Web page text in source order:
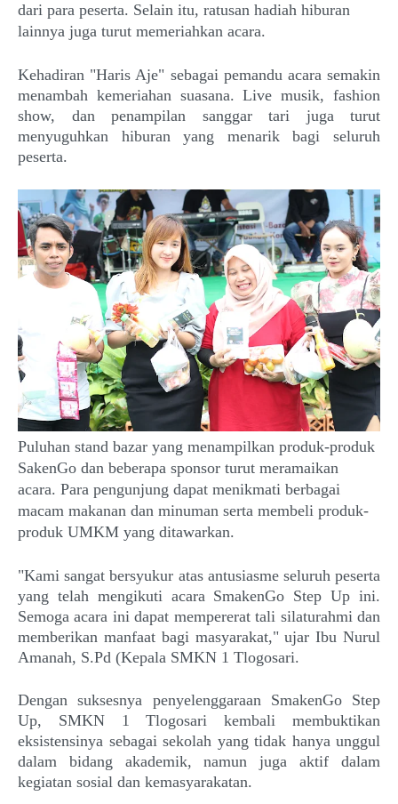
dari para peserta. Selain itu, ratusan hadiah hiburan
lainnya juga turut memeriahkan acara.
Kehadiran "Haris Aje" sebagai pemandu acara semakin
menambah kemeriahan suasana. Live musik, fashion
show, dan penampilan sanggar tari juga turut
menyuguhkan hiburan yang menarik bagi seluruh
peserta.
Puluhan stand bazar yang menampilkan produk-produk
SakenGo dan beberapa sponsor turut meramaikan
acara. Para pengunjung dapat menikmati berbagai
macam makanan dan minuman serta membeli produk-
produk UMKM yang ditawarkan.
"Kami sangat bersyukur atas antusiasme seluruh peserta
yang telah mengikuti acara SmakenGo Step Up ini.
Semoga acara ini dapat mempererat tali silaturahmi dan
memberikan manfaat bagi masyarakat," ujar Ibu Nurul
Amanah, S.Pd (Kepala SMKN 1 Tlogosari.
Dengan suksesnya penyelenggaraan SmakenGo Step
Up, SMKN 1 Tlogosari kembali membuktikan
eksistensinya sebagai sekolah yang tidak hanya unggul
dalam bidang akademik, namun juga aktif dalam
kegiatan sosial dan kemasyarakatan.